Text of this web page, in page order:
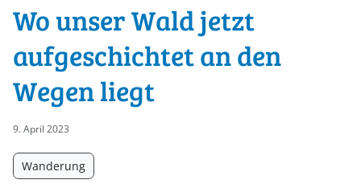
Wo unser Wald jetzt
aufgeschichtet an den
Wegen liegt
9. April 2023
Wanderung